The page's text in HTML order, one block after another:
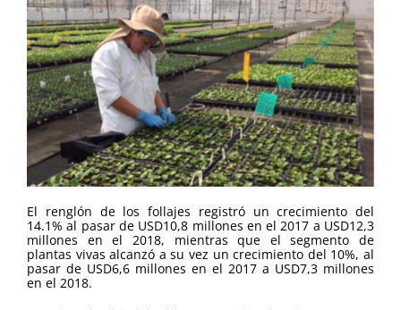
El renglón de los follajes registró un crecimiento del
14.1% al pasar de USD10,8 millones en el 2017 a USD12,3
millones en el 2018, mientras que el segmento de
plantas vivas alcanzó a su vez un crecimiento del 10%, al
pasar de USD6,6 millones en el 2017 a USD7,3 millones
en el 2018.